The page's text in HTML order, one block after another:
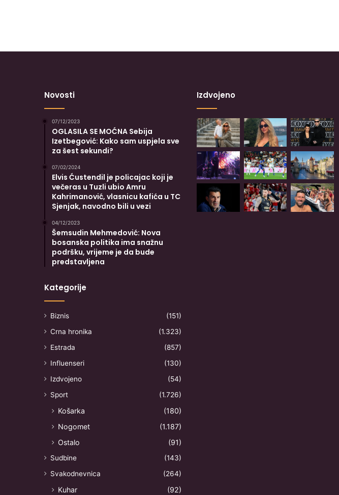
Novosti
07/12/2023
OGLASILA SE MOĆNA Sebija
Izetbegović: Kako sam uspjela sve
za šest sekundi?
07/02/2024
Elvis Ćustendil je policajac koji je
večeras u Tuzli ubio Amru
Kahrimanović, vlasnicu kafića u TC
Sjenjak, navodno bili u vezi
04/12/2023
Šemsudin Mehmedović: Nova
bosanska politika ima snažnu
podršku, vrijeme je da bude
predstavljena
Kategorije
Biznis
(151)
Crna hronika
(1.323)
Estrada
(857)
Influenseri
(130)
Izdvojeno
(54)
Sport
(1.726)
Košarka
(180)
Nogomet
(1.187)
Ostalo
(91)
Sudbine
(143)
Svakodnevnica
(264)
Kuhar (92)
Izdvojeno